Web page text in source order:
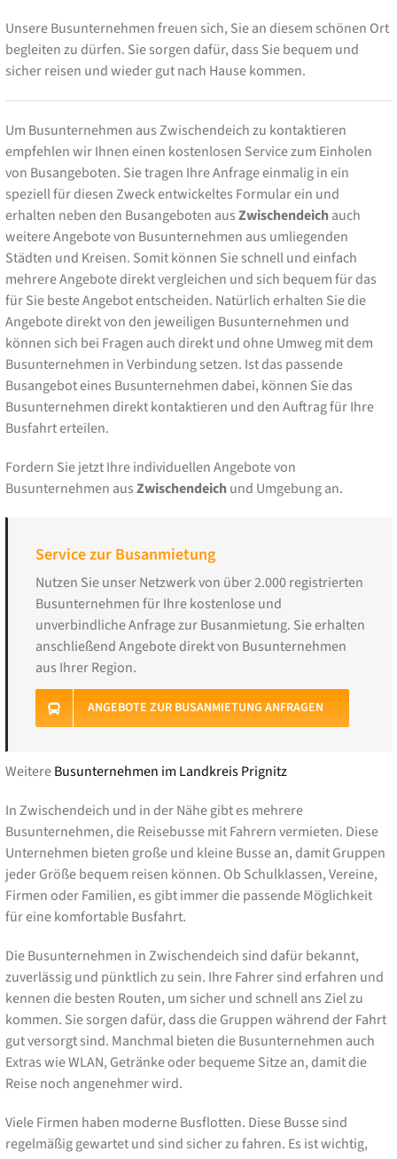
Unsere Busunternehmen freuen sich, Sie an diesem schönen Ort
begleiten zu dürfen. Sie sorgen dafür, dass Sie bequem und
sicher reisen und wieder gut nach Hause kommen.
Um Busunternehmen aus Zwischendeich zu kontaktieren
empfehlen wir Ihnen einen kostenlosen Service zum Einholen
von Busangeboten. Sie tragen Ihre Anfrage einmalig in ein
speziell für diesen Zweck entwickeltes Formular ein und
erhalten neben den Busangeboten ausZwischendeichauch
weitere Angebote von Busunternehmen aus umliegenden
Städten und Kreisen. Somit können Sie schnell und einfach
mehrere Angebote direkt vergleichen und sich bequem für das
für Sie beste Angebot entscheiden. Natürlich erhalten Sie die
Angebote direkt von den jeweiligen Busunternehmen und
können sich bei Fragen auch direkt und ohne Umweg mit dem
Busunternehmen in Verbindung setzen. Ist das passende
Busangebot eines Busunternehmen dabei, können Sie das
Busunternehmen direkt kontaktieren und den Auftrag für Ihre
Busfahrt erteilen.
Fordern Sie jetzt Ihre individuellen Angebote von
Busunternehmen ausZwischendeichund Umgebung an.
Service zur Busanmietung
Nutzen Sie unser Netzwerk von über 2.000 registrierten
Busunternehmen für Ihre kostenlose und
unverbindliche Anfrage zur Busanmietung. Sie erhalten
anschließend Angebote direkt von Busunternehmen
aus Ihrer Region.
ANGEBOTE ZUR BUSANMIETUNG ANFRAGEN
WeitereBusunternehmen im Landkreis Prignitz
In Zwischendeich und in der Nähe gibt es mehrere
Busunternehmen, die Reisebusse mit Fahrern vermieten. Diese
Unternehmen bieten große und kleine Busse an, damit Gruppen
jeder Größe bequem reisen können. Ob Schulklassen, Vereine,
Firmen oder Familien, es gibt immer die passende Möglichkeit
für eine komfortable Busfahrt.
Die Busunternehmen in Zwischendeich sind dafür bekannt,
zuverlässig und pünktlich zu sein. Ihre Fahrer sind erfahren und
kennen die besten Routen, um sicher und schnell ans Ziel zu
kommen. Sie sorgen dafür, dass die Gruppen während der Fahrt
gut versorgt sind. Manchmal bieten die Busunternehmen auch
Extras wie WLAN, Getränke oder bequeme Sitze an, damit die
Reise noch angenehmer wird.
Viele Firmen haben moderne Busflotten. Diese Busse sind
regelmäßig gewartet und sind sicher zu fahren. Es ist wichtig,